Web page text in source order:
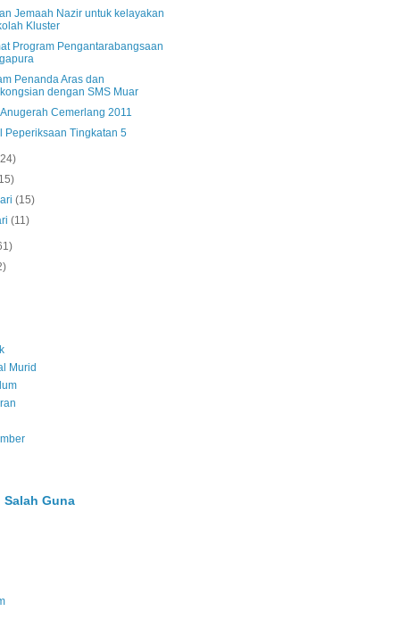
Jemaah Nazir untuk kelayakan
Kluster
Program Pengantarabangsaan
Penanda Aras dan
dengan SMS Muar
Cemerlang 2011
Peperiksaan Tingkatan 5
(15)
(11)
Murid
Guna